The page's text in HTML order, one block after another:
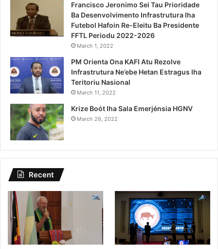
Francisco Jeronimo Sei Tau Prioridade
Ba Desenvolvimento Infrastrutura Iha
Futebol Hafoin Re-Eleitu Ba Presidente
FFTL Periodu 2022-2026
March 1, 2022
PM Orienta Ona KAFI Atu Rezolve
Infrastrutura Ne’ebe Hetan Estragus Iha
Teritoriu Nasional
March 11, 2022
Krize Boót Iha Sala Emerjénsia HGNV
March 26, 2022
Recent